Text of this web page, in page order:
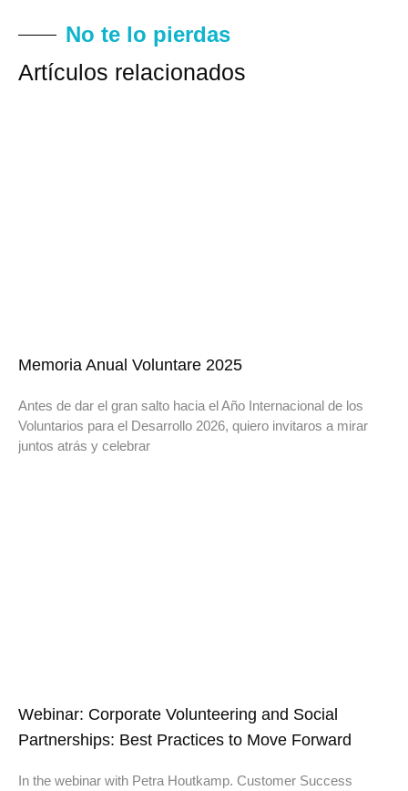
No te lo pierdas
Artículos relacionados
Memoria Anual Voluntare 2025
Antes de dar el gran salto hacia el Año Internacional de los
Voluntarios para el Desarrollo 2026, quiero invitaros a mirar
juntos atrás y celebrar
Webinar: Corporate Volunteering and Social
Partnerships: Best Practices to Move Forward
In the webinar with Petra Houtkamp. Customer Success